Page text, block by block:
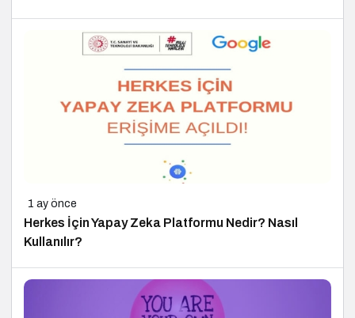
1 ay önce
Herkes İçin Yapay Zeka Platformu Nedir? Nasıl
Kullanılır?